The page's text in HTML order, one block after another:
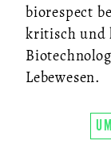
biorespect
kritisch und
Lebewesen.